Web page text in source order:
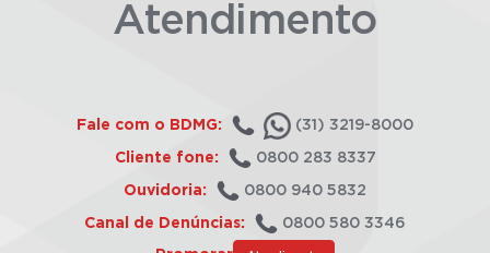
Atendimento
Fale com o BDMG: (31) 3219-8000
Cliente fone: 0800 283 8337
Ouvidoria: 0800 940 5832
Canal de Denúncias: 0800 580 3346